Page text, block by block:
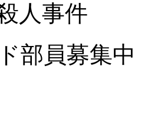
事件
部員募集中